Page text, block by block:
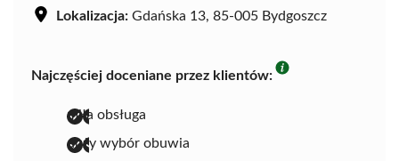
Lokalizacja: Gdańska 13, 85-005 Bydgoszcz
Najczęściej doceniane przez klientów:
miła obsługa
duży wybór obuwia